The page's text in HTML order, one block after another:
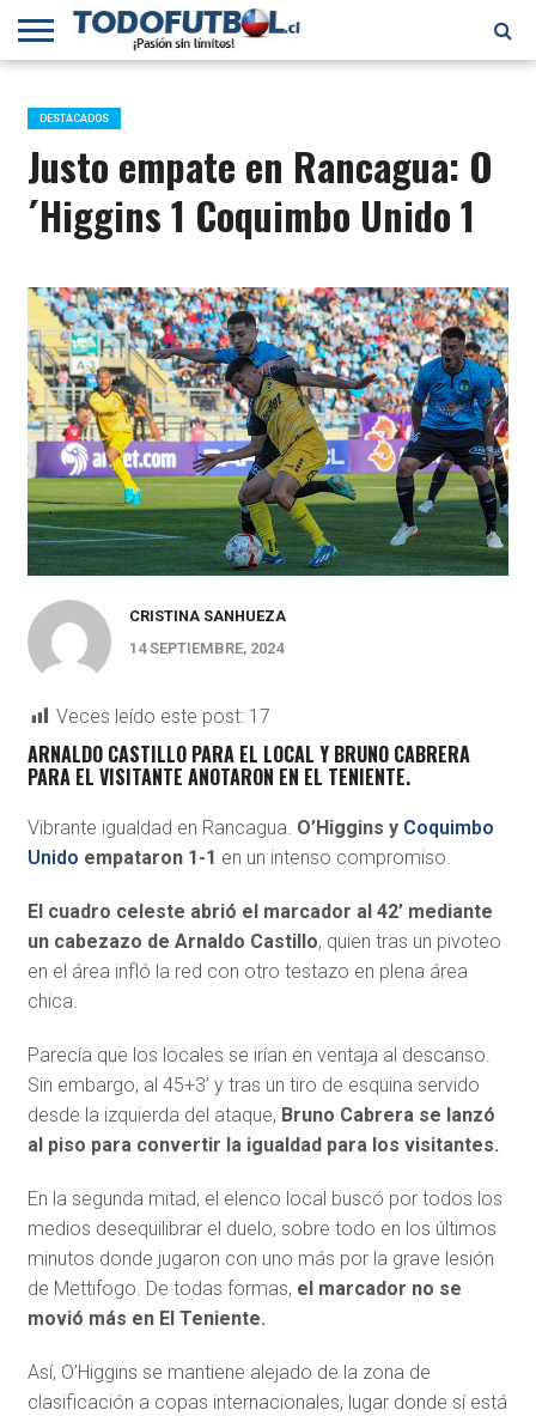
PRIMERA
B
SELECCIÓN
CHILENA
CHILENOS
EN EL
MUNDO
FÚTBOL
INTERNACIONAL
DESTACADOS
Justo empate en Rancagua: O
´Higgins 1 Coquimbo Unido 1
CRISTINA SANHUEZA
14 SEPTIEMBRE, 2024
Veces leído este post: 17
ARNALDO CASTILLO PARA EL LOCAL Y BRUNO CABRERA
PARA EL VISITANTE ANOTARON EN EL TENIENTE.
Vibrante igualdad en Rancagua. O’Higgins y Coquimbo
Unido empataron 1-1 en un intenso compromiso.
El cuadro celeste abrió el marcador al 42’ mediante
un cabezazo de Arnaldo Castillo, quien tras un pivoteo
en el área infló la red con otro testazo en plena área
chica.
Parecía que los locales se irían en ventaja al descanso.
Sin embargo, al 45+3’ y tras un tiro de esquina servido
desde la izquierda del ataque, Bruno Cabrera se lanzó
al piso para convertir la igualdad para los visitantes.
En la segunda mitad, el elenco local buscó por todos los
medios desequilibrar el duelo, sobre todo en los últimos
minutos donde jugaron con uno más por la grave lesión
de Mettifogo. De todas formas, el marcador no se
movió más en El Teniente.
Así, O’Higgins se mantiene alejado de la zona de
clasificación a copas internacionales, lugar donde sí está